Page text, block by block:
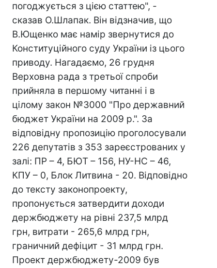
погоджується з цією статтею", -
сказав О.Шлапак. Він відзначив, що
В.Ющенко має намір звернутися до
Конституційного суду України із цього
приводу. Нагадаємо, 26 грудня
Верховна рада з третьої спроби
прийняла в першому читанні і в
цілому закон №3000 "Про державний
бюджет України на 2009 р.". За
відповідну пропозицію проголосували
226 депутатів з 353 зареєстрованих у
залі: ПР – 4, БЮТ – 156, НУ-НС – 46,
КПУ – 0, Блок Литвина - 20. Відповідно
до тексту законопроекту,
пропонується затвердити доходи
держбюджету на рівні 237,5 млрд
грн, витрати - 265,6 млрд грн,
граничний дефіцит - 31 млрд грн.
Проект держбюджету-2009 був